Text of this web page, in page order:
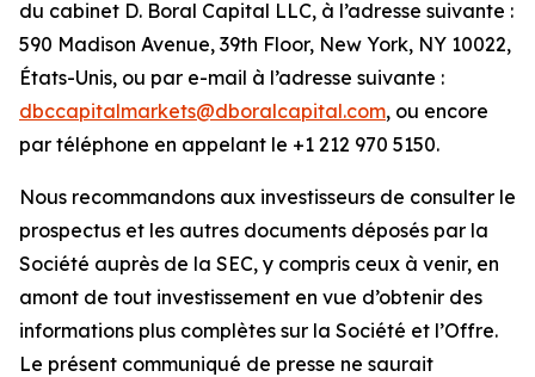
du cabinet D. Boral Capital LLC, à l’adresse suivante :
590 Madison Avenue, 39th Floor, New York, NY 10022,
États-Unis, ou par e-mail à l’adresse suivante :
dbccapitalmarkets@dboralcapital.com, ou encore
par téléphone en appelant le +1 212 970 5150.
Nous recommandons aux investisseurs de consulter le
prospectus et les autres documents déposés par la
Société auprès de la SEC, y compris ceux à venir, en
amont de tout investissement en vue d’obtenir des
informations plus complètes sur la Société et l’Offre.
Le présent communiqué de presse ne saurait